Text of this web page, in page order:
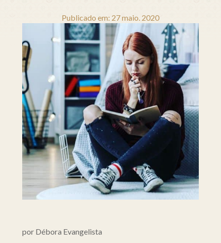
Publicado em: 27 maio. 2020
por Débora Evangelista